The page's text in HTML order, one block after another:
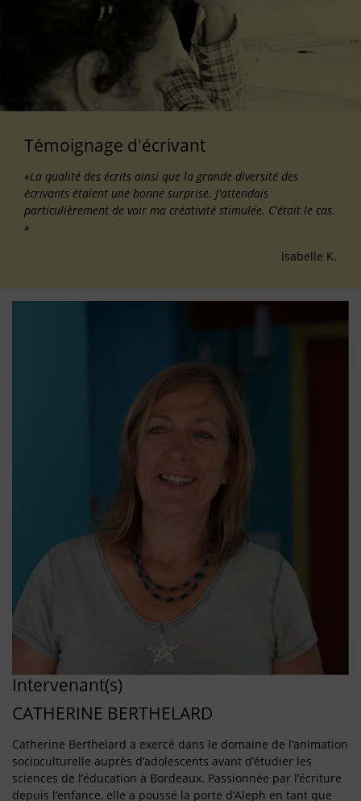
Témoignage d'écrivant
«La qualité des écrits ainsi que la grande diversité des
écrivants étaient une bonne surprise. J'attendais
particulièrement de voir ma créativité stimulée. C'était le cas.
»
Isabelle K.
Intervenant(s)
CATHERINE BERTHELARD
Catherine Berthelard a exercé dans le domaine de l’animation
socioculturelle auprès d’adolescents avant d’étudier les
sciences de l’éducation à Bordeaux. Passionnée par l’écriture
depuis l’enfance, elle a poussé la porte d’Aleph en tant que